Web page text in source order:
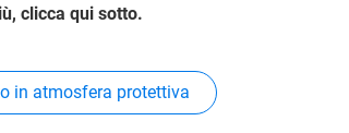
clicca qui sotto.
in atmosfera protettiva